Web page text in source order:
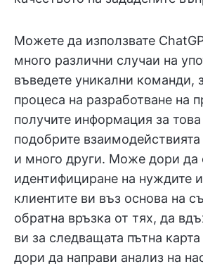
Можете да използвате
много различни случаи на
въведете уникални команди,
процеса на разработване на
получите информация за
подобрите
и много други. Може дори да
идентифициране на нуждите
клиентите ви въз основа на
обратна връзка от тях, да
ви за следващата пътна
дори да направи анализ на